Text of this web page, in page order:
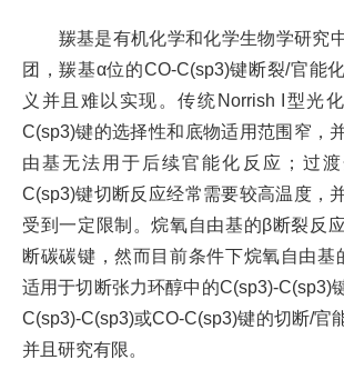
羰基是有机化学和化学生物学研究
团，羰基α位的CO-C(sp3)键断裂/官能
义并且难以实现。传统Norrish I型光
C(sp3)键的选择性和底物适用范围窄，
由基无法用于后续官能化反应；过
C(sp3)键切断反应经常需要较高温度，
受到一定限制。烷氧自由基的β断裂反
断碳碳键，然而目前条件下烷氧自由基
适用于切断张力环醇中的C(sp3)-C(sp3)
C(sp3)-C(sp3)或CO-C(sp3)键的切断/官
并且研究有限。